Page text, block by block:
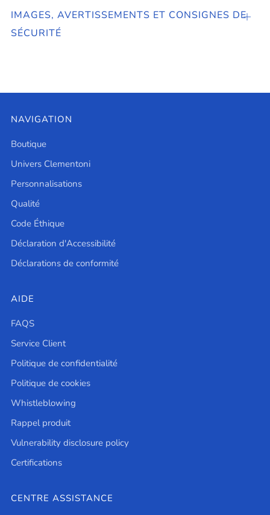
IMAGES, AVERTISSEMENTS ET CONSIGNES DE
SÉCURITÉ
Ouvrir
NAVIGATION
Boutique
Univers Clementoni
Personnalisations
Qualité
Code Éthique
Déclaration d'Accessibilité
Déclarations de conformité
AIDE
FAQS
Service Client
Politique de confidentialité
Politique de cookies
Whistleblowing
Rappel produit
Vulnerability disclosure policy
Certifications
CENTRE ASSISTANCE